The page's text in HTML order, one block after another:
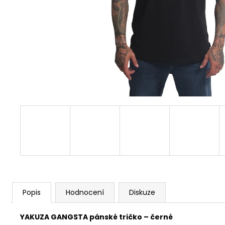
Popis Hodnocení Diskuze
YAKUZA GANGSTA pánské tričko – černé
890 Kč